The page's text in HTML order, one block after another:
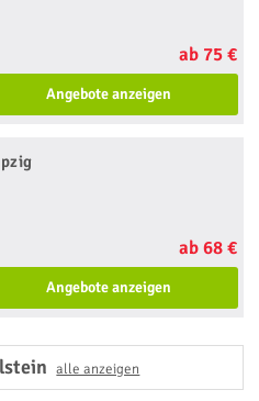
ab 75 €
Angebote anzeigen
ab 68 €
Angebote anzeigen
alle anzeigen